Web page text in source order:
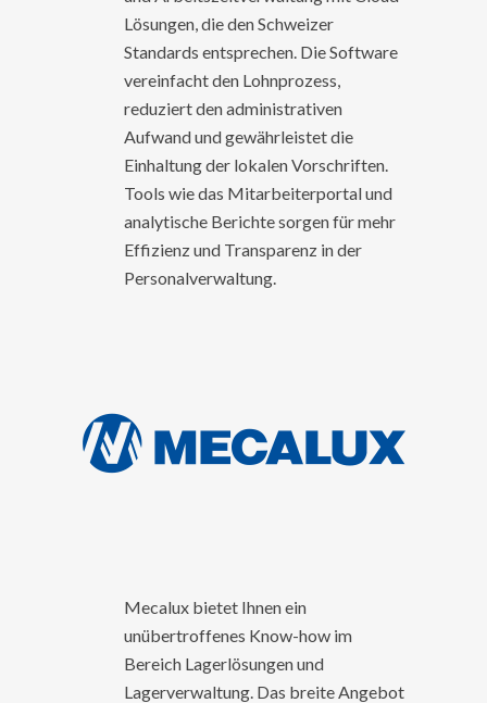
Lösungen, die den Schweizer
Standards entsprechen. Die Software
vereinfacht den Lohnprozess,
reduziert den administrativen
Aufwand und gewährleistet die
Einhaltung der lokalen Vorschriften.
Tools wie das Mitarbeiterportal und
analytische Berichte sorgen für mehr
Effizienz und Transparenz in der
Personalverwaltung.
Mecalux bietet Ihnen ein
unübertroffenes Know-how im
Bereich Lagerlösungen und
Lagerverwaltung. Das breite Angebot